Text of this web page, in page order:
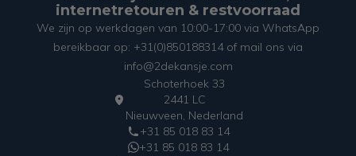
internetretouren & restvoorraad
We zijn op werkdagen van 10:00-17:00 via WhatsApp
bereikbaar op: +31(0)850188314 of mail ons via
info@2dekansje.com
Schoterhoek 33
2441 LC
Nieuwveen, Nederland
+31 85 018 83 14
+31 85 018 83 14